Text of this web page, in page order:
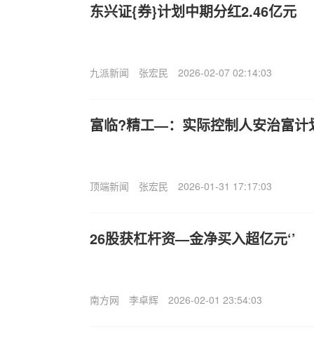
东兴证{券}计划中期分红2.46亿元
九派新闻 张宏民 2026-02-07 02:14:03
富临?精工—：实际控制人安治富计
顶端新闻 张宏民 2026-01-31 17:17:03
26股获杠杆资—金净买入超亿元‘’
南方网 李卓辉 2026-02-01 23:54:03